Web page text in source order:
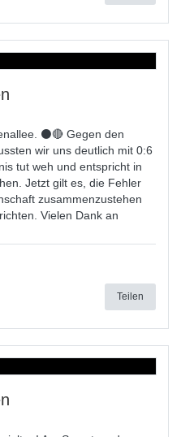
⚫🔴 Gegen den
wir uns deutlich mit 0:6
tut weh und entspricht in
Jetzt gilt es, die Fehler
zusammenzustehen
Vielen Dank an
Teilen